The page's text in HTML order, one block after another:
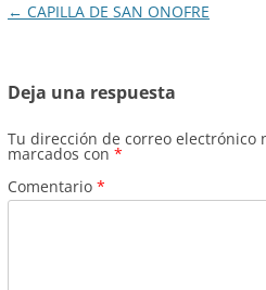
Navegación
← CAPILLA DE SAN ONOFRE
Deja una respuesta
Tu dirección de correo electrónico
marcados con *
Comentario *